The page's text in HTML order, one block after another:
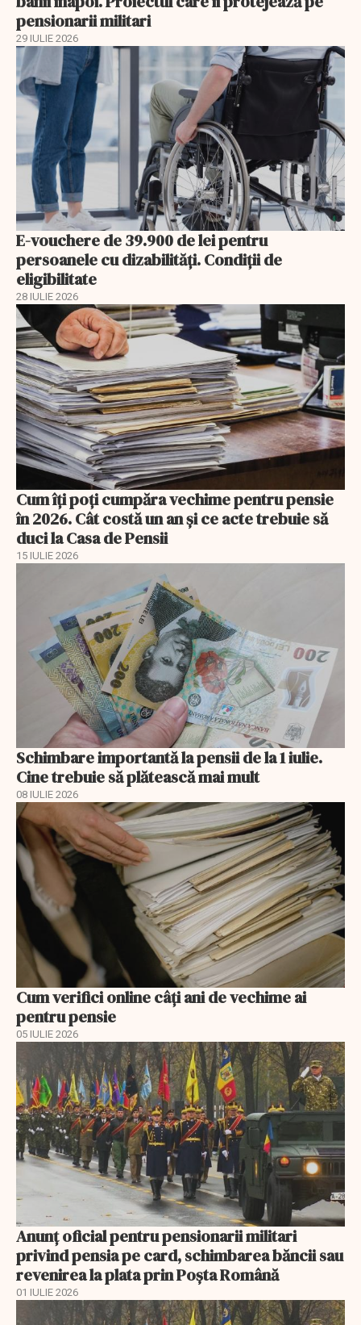
pensionarii militari
29 IULIE 2026
E-vouchere de 39.900 de lei pentru
persoanele cu dizabilități. Condiții de
eligibilitate
28 IULIE 2026
Cum îți poți cumpăra vechime pentru pensie
în 2026. Cât costă un an și ce acte trebuie să
duci la Casa de Pensii
15 IULIE 2026
Schimbare importantă la pensii de la 1 iulie.
Cine trebuie să plătească mai mult
08 IULIE 2026
Cum verifici online câți ani de vechime ai
pentru pensie
05 IULIE 2026
Anunţ oficial pentru pensionarii militari
privind pensia pe card, schimbarea băncii sau
revenirea la plata prin Poşta Română
01 IULIE 2026